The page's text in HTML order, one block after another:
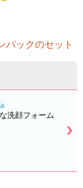
パックのセット
洗顔フォーム